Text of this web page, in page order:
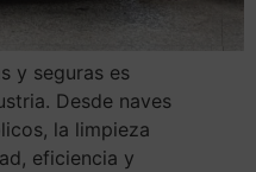
y seguras es
Desde naves
la limpieza
eficiencia y